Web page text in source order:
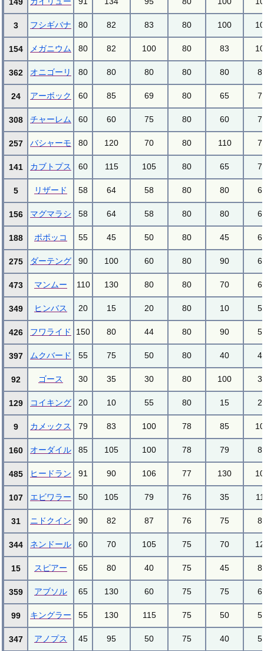
3 フシギバナ 80 82 83 80 100
154 メガニウム 80 82 100 80 83
362 オニゴーリ 80 80 80 80 80
24 アーボック 60 85 69 80 65
308 チャーレム 60 60 75 80 60
257 バシャーモ 80 120 70 80 110
141 カブトプス 60 115 105 80 65
5 リザード 58 64 58 80 80
156 マグマラシ 58 64 58 80 80
188 ポポッコ 55 45 50 80 45
275 ダーテング 90 100 60 80 90
473 マンムー 110 130 80 80 70
349 ヒンバス 20 15 20 80 10
426 フワライド 150 80 44 80 90
397 ムクバード 55 75 50 80 40
92 ゴース 30 35 30 80 100
129 コイキング 20 10 55 80 15
9 カメックス 79 83 100 78 85
160 オーダイル 85 105 100 78 79
485 ヒードラン 91 90 106 77 130
107 エビワラー 50 105 79 76 35
31 ニドクイン 90 82 87 76 75
344 ネンドール 60 70 105 75 70
15 スピアー 65 80 40 75 45
359 アブソル 65 130 60 75 75
99 キングラー 55 130 115 75 50
347 アノプス 45 95 50 75 40